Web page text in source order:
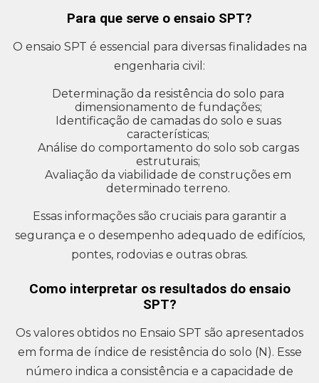
Para que serve o ensaio SPT?
O ensaio SPT é essencial para diversas finalidades na
engenharia civil:
Determinação da resistência do solo para
dimensionamento de fundações;
Identificação de camadas do solo e suas
características;
Análise do comportamento do solo sob cargas
estruturais;
Avaliação da viabilidade de construções em
determinado terreno.
Essas informações são cruciais para garantir a
segurança e o desempenho adequado de edifícios,
pontes, rodovias e outras obras.
Como interpretar os resultados do ensaio
SPT?
Os valores obtidos no Ensaio SPT são apresentados
em forma de índice de resistência do solo (N). Esse
número indica a consistência e a capacidade de